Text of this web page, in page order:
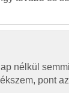
nélkül
pont